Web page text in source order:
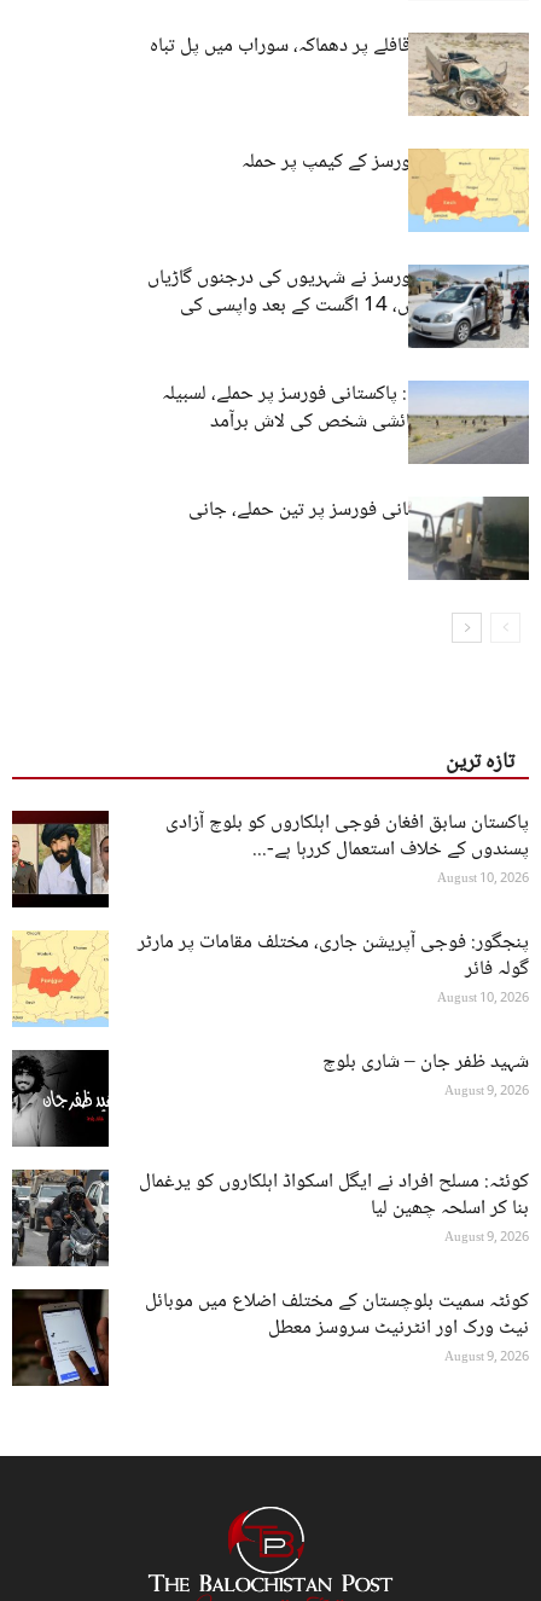
کیچ میں فوجی قافلے پر دھماکہ، سوراب میں پل تباہ
کیچ: پاکستانی فورسز کے کیمپ پر حملہ
کیچ: پاکستانی فورسز نے شہریوں کی درجنوں گاڑیاں
تحویل میں لے لیں، 14 اگست کے بعد واپسی کی
یقین دہانی
نوشکی، دالبندین: پاکستانی فورسز پر حملے، لسبیلہ
سے پنجاب کے رہائشی شخص کی لاش برآمد
بلوچستان: پاکستانی فورسز پر تین حملے، جانی
نقصات
تازہ ترین
پاکستان سابق افغان فوجی اہلکاروں کو بلوچ آزادی
پسندوں کے خلاف استعمال کررہا ہے-...
August 10, 2026
پنجگور: فوجی آپریشن جاری، مختلف مقامات پر مارٹر
گولہ فائر
August 10, 2026
شہید ظفر جان – شاری بلوچ
August 9, 2026
کوئٹہ: مسلح افراد نے ایگل اسکواڈ اہلکاروں کو یرغمال
بنا کر اسلحہ چھین لیا
August 9, 2026
کوئٹہ سمیت بلوچستان کے مختلف اضلاع میں موبائل
نیٹ ورک اور انٹرنیٹ سروسز معطل
August 9, 2026